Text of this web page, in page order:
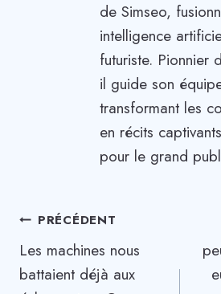
de Simseo,
intelligence
futuriste. Pionnier
il guide son
transformant les
en récits
pour le grand
Navigation
de
PRÉCÉDENT
Les machines nous
battaient déjà aux